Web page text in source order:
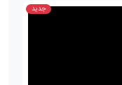
جدید